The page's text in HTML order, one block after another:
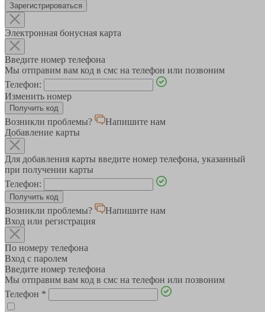
Зарегистрироваться
Электронная бонусная карта
Введите номер телефона
Мы отправим вам код в смс на телефон или позвоним
Телефон:
Изменить номер
Возникли проблемы?
Напишите нам
Добавление карты
Для добавления карты введите номер телефона, указанный
при получении карты
Телефон:
Возникли проблемы?
Напишите нам
Вход или регистрация
По номеру телефона
Вход с паролем
Введите номер телефона
Мы отправим вам код в смс на телефон или позвоним
Телефон *